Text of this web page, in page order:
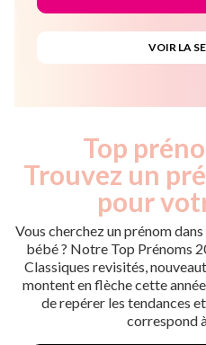
Top
Trouvez un
pour
Vous cherchez un prénom
bébé ? Notre Top Prénoms
Classiques revisités,
montent en flèche cette
de repérer les tendances
correspond